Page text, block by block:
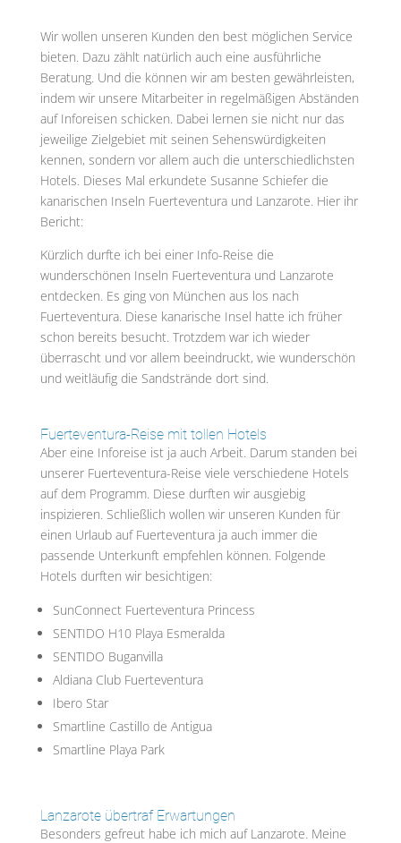
Wir wollen unseren Kunden den best möglichen Service
bieten. Dazu zählt natürlich auch eine ausführliche
Beratung. Und die können wir am besten gewährleisten,
indem wir unsere Mitarbeiter in regelmäßigen Abständen
auf Inforeisen schicken. Dabei lernen sie nicht nur das
jeweilige Zielgebiet mit seinen Sehenswürdigkeiten
kennen, sondern vor allem auch die unterschiedlichsten
Hotels. Dieses Mal erkundete Susanne Schiefer die
kanarischen Inseln Fuerteventura und Lanzarote. Hier ihr
Bericht:
Kürzlich durfte ich bei einer Info-Reise die
wunderschönen Inseln Fuerteventura und Lanzarote
entdecken. Es ging von München aus los nach
Fuerteventura. Diese kanarische Insel hatte ich früher
schon bereits besucht. Trotzdem war ich wieder
überrascht und vor allem beeindruckt, wie wunderschön
und weitläufig die Sandstrände dort sind.
Fuerteventura-Reise mit tollen Hotels
Aber eine Inforeise ist ja auch Arbeit. Darum standen bei
unserer Fuerteventura-Reise viele verschiedene Hotels
auf dem Programm. Diese durften wir ausgiebig
inspizieren. Schließlich wollen wir unseren Kunden für
einen Urlaub auf Fuerteventura ja auch immer die
passende Unterkunft empfehlen können. Folgende
Hotels durften wir besichtigen:
SunConnect Fuerteventura Princess
SENTIDO H10 Playa Esmeralda
SENTIDO Buganvilla
Aldiana Club Fuerteventura
Ibero Star
Smartline Castillo de Antigua
Smartline Playa Park
Lanzarote übertraf Erwartungen
Besonders gefreut habe ich mich auf Lanzarote. Meine